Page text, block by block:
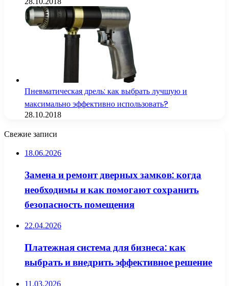
Пневматическая дрель: как выбрать лучшую и
максимально эффективно использовать?
28.10.2018
Свежие записи
18.06.2026
Замена и ремонт дверных замков: когда
необходимы и как помогают сохранить
безопасность помещения
22.04.2026
Платежная система для бизнеса: как
выбрать и внедрить эффективное решение
11.03.2026